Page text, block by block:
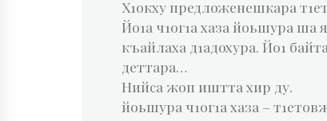
Х1окху предложенешкара
Йо1а ч1ог1а хаза йоьшура
къайлаха д1адохура. Йо1
деттара…
Нийса жоп иштта хир ду.
йоьшура ч1ог1а хаза –